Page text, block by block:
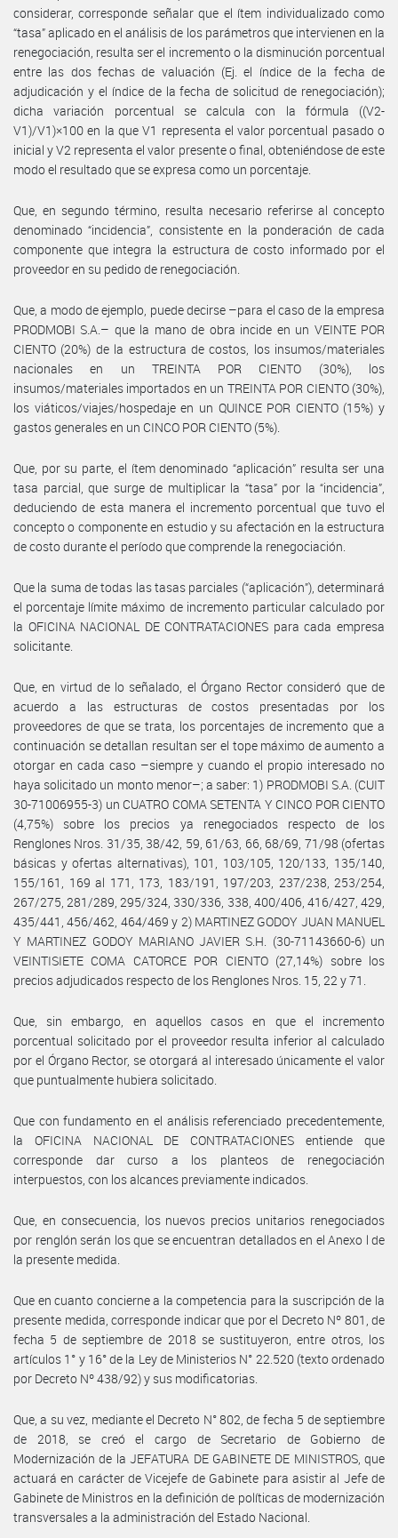
considerar, corresponde señalar que el ítem individualizado como
“tasa” aplicado en el análisis de los parámetros que intervienen en la
renegociación, resulta ser el incremento o la disminución porcentual
entre las dos fechas de valuación (Ej. el índice de la fecha de
adjudicación y el índice de la fecha de solicitud de renegociación);
dicha variación porcentual se calcula con la fórmula ((V2-
V1)/V1)×100 en la que V1 representa el valor porcentual pasado o
inicial y V2 representa el valor presente o final, obteniéndose de este
modo el resultado que se expresa como un porcentaje.
Que, en segundo término, resulta necesario referirse al concepto
denominado “incidencia”, consistente en la ponderación de cada
componente que integra la estructura de costo informado por el
proveedor en su pedido de renegociación.
Que, a modo de ejemplo, puede decirse –para el caso de la empresa
PRODMOBI S.A.– que la mano de obra incide en un VEINTE POR
CIENTO (20%) de la estructura de costos, los insumos/materiales
nacionales en un TREINTA POR CIENTO (30%), los
insumos/materiales importados en un TREINTA POR CIENTO (30%),
los viáticos/viajes/hospedaje en un QUINCE POR CIENTO (15%) y
gastos generales en un CINCO POR CIENTO (5%).
Que, por su parte, el ítem denominado “aplicación” resulta ser una
tasa parcial, que surge de multiplicar la “tasa” por la “incidencia”,
deduciendo de esta manera el incremento porcentual que tuvo el
concepto o componente en estudio y su afectación en la estructura
de costo durante el período que comprende la renegociación.
Que la suma de todas las tasas parciales (“aplicación”), determinará
el porcentaje límite máximo de incremento particular calculado por
la OFICINA NACIONAL DE CONTRATACIONES para cada empresa
solicitante.
Que, en virtud de lo señalado, el Órgano Rector consideró que de
acuerdo a las estructuras de costos presentadas por los
proveedores de que se trata, los porcentajes de incremento que a
continuación se detallan resultan ser el tope máximo de aumento a
otorgar en cada caso –siempre y cuando el propio interesado no
haya solicitado un monto menor–; a saber: 1) PRODMOBI S.A. (CUIT
30-71006955-3) un CUATRO COMA SETENTA Y CINCO POR CIENTO
(4,75%) sobre los precios ya renegociados respecto de los
Renglones Nros. 31/35, 38/42, 59, 61/63, 66, 68/69, 71/98 (ofertas
básicas y ofertas alternativas), 101, 103/105, 120/133, 135/140,
155/161, 169 al 171, 173, 183/191, 197/203, 237/238, 253/254,
267/275, 281/289, 295/324, 330/336, 338, 400/406, 416/427, 429,
435/441, 456/462, 464/469 y 2) MARTINEZ GODOY JUAN MANUEL
Y MARTINEZ GODOY MARIANO JAVIER S.H. (30-71143660-6) un
VEINTISIETE COMA CATORCE POR CIENTO (27,14%) sobre los
precios adjudicados respecto de los Renglones Nros. 15, 22 y 71.
Que, sin embargo, en aquellos casos en que el incremento
porcentual solicitado por el proveedor resulta inferior al calculado
por el Órgano Rector, se otorgará al interesado únicamente el valor
que puntualmente hubiera solicitado.
Que con fundamento en el análisis referenciado precedentemente,
la OFICINA NACIONAL DE CONTRATACIONES entiende que
corresponde dar curso a los planteos de renegociación
interpuestos, con los alcances previamente indicados.
Que, en consecuencia, los nuevos precios unitarios renegociados
por renglón serán los que se encuentran detallados en el Anexo l de
la presente medida.
Que en cuanto concierne a la competencia para la suscripción de la
presente medida, corresponde indicar que por el Decreto Nº 801, de
fecha 5 de septiembre de 2018 se sustituyeron, entre otros, los
artículos 1° y 16° de la Ley de Ministerios N° 22.520 (texto ordenado
por Decreto Nº 438/92) y sus modificatorias.
Que, a su vez, mediante el Decreto N° 802, de fecha 5 de septiembre
de 2018, se creó el cargo de Secretario de Gobierno de
Modernización de la JEFATURA DE GABINETE DE MINISTROS, que
actuará en carácter de Vicejefe de Gabinete para asistir al Jefe de
Gabinete de Ministros en la definición de políticas de modernización
transversales a la administración del Estado Nacional.